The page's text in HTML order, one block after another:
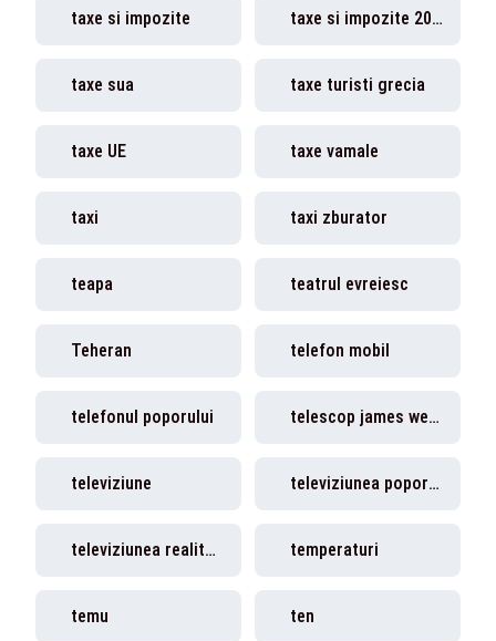
taxe si impozite taxe si impozite 2024
taxe sua taxe turisti grecia
taxe UE taxe vamale
taxi taxi zburator
teapa teatrul evreiesc
Teheran telefon mobil
telefonul poporului telescop james webb
televiziune televiziunea poporului
televiziunea realitatea plus temperaturi
temu ten